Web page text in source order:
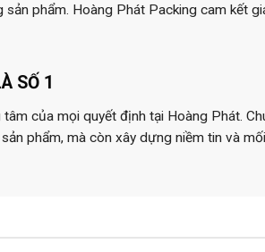
sản phẩm. Hoàng Phát Packing cam kết
SỐ 1
của mọi quyết định tại Hoàng Phát.
phẩm, mà còn xây dựng niềm tin và